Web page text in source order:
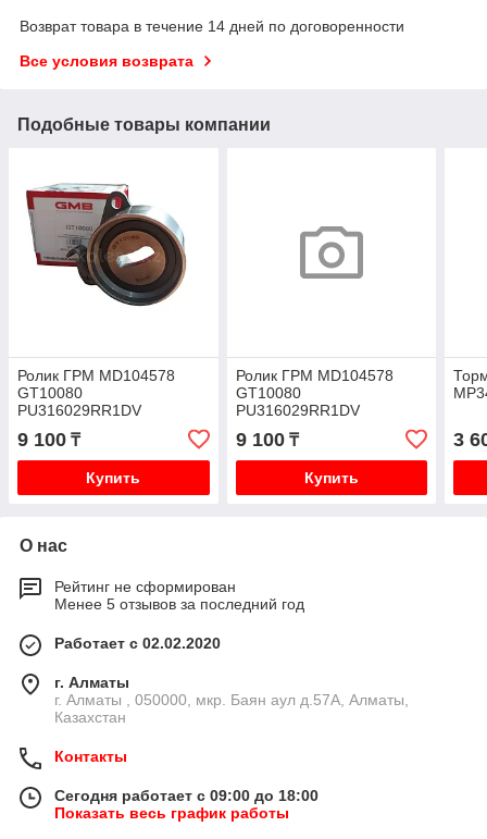
Возврат товара в течение 14 дней по договоренности
Все условия возврата
Подобные товары компании
Ролик ГРМ MD104578
GT10080
PU316029RR1DV
PU316029RR1DV V43W
K36T F11A S11A L141G
L146G
9 100 ₸
Купить
Ролик ГРМ MD104578
GT10080
PU316029RR1DV
PU316029RR1DV V43W
K36T F11A S11A L141G
L146G
9 100₸
Купить
3
О нас
Рейтинг не сформирован
Менее 5 отзывов за последний год
Работает с 02.02.2020
г. Алматы
г. Алматы , 050000, мкр. Баян аул д.57А, Алматы,
Казахстан
Контакты
Сегодня работает с 09:00 до 18:00
Показать весь график работы